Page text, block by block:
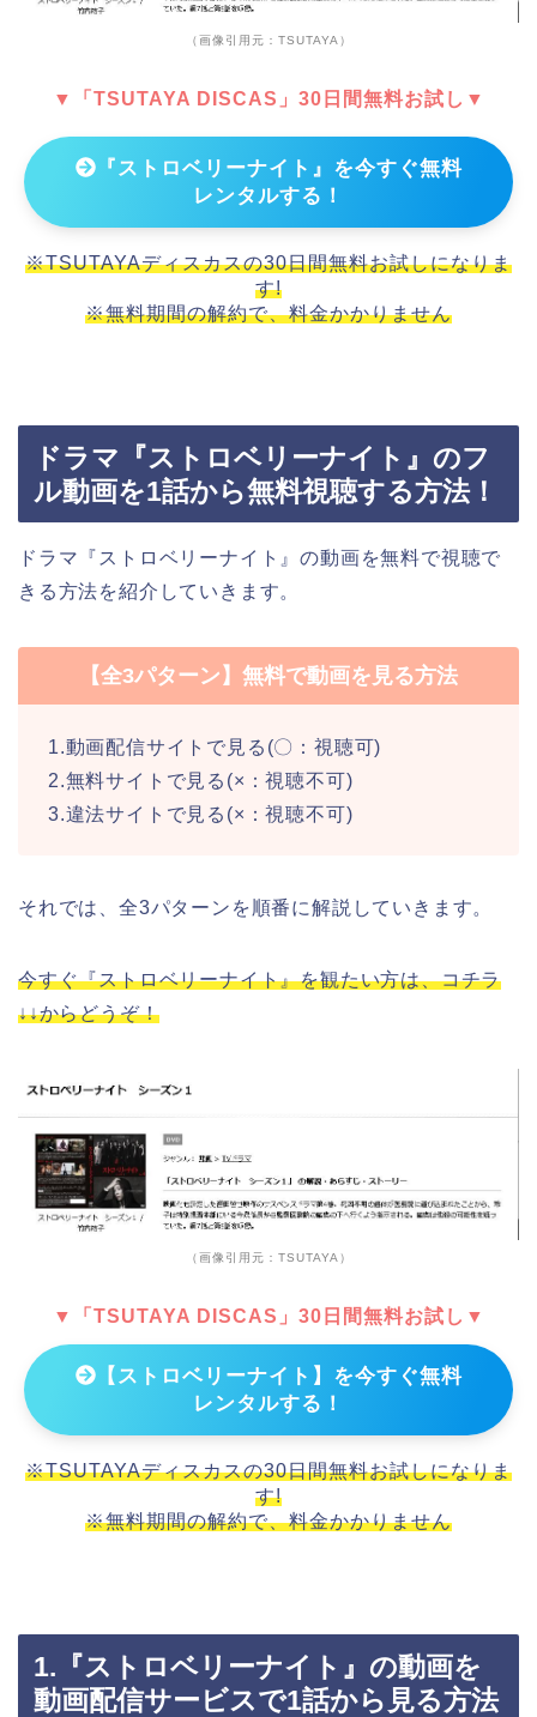
（画像引用元：TSUTAYA）
▼「TSUTAYA DISCAS」30日間無料お試し▼
『ストロベリーナイト』を今すぐ無料
レンタルする！
※TSUTAYAディスカスの30日間無料お試しになりま
す!
※無料期間の解約で、料金かかりません
ドラマ『ストロベリーナイト』のフ
ル動画を1話から無料視聴する方法！
ドラマ『ストロベリーナイト』の動画を無料で視聴で
きる方法を紹介していきます。
【全3パターン】無料で動画を見る方法
1.動画配信サイトで見る(〇：視聴可)
2.無料サイトで見る(×：視聴不可)
3.違法サイトで見る(×：視聴不可)
それでは、全3パターンを順番に解説していきます。
今すぐ『ストロベリーナイト』を観たい方は、コチラ
↓↓からどうぞ！
（画像引用元：TSUTAYA）
▼「TSUTAYA DISCAS」30日間無料お試し▼
【ストロベリーナイト】を今すぐ無料
レンタルする！
※TSUTAYAディスカスの30日間無料お試しになりま
す!
※無料期間の解約で、料金かかりません
1.『ストロベリーナイト』の動画を
動画配信サービスで1話から見る方法